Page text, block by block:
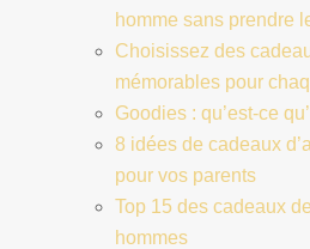
homme sans prendre
Choisissez des
mémorables pour
Goodies : qu’est-ce
8 idées de cadeaux
pour vos parents
Top 15 des cadeaux
hommes